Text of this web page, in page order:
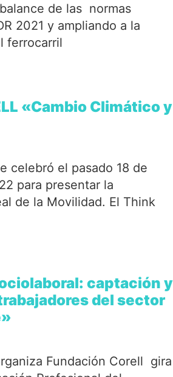
de las normas
2021 y ampliando a la
ferrocarril
«Cambio Climático y
celebró el pasado 18 de
para presentar la
de la Movilidad. El Think
captación y
del sector
Fundación Corell gira